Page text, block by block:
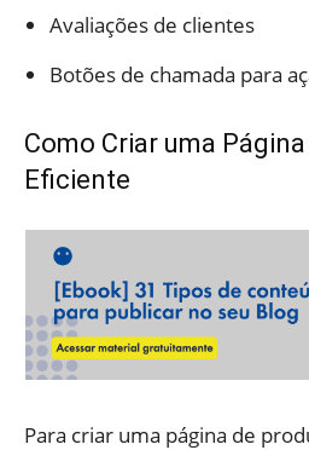
Avaliações de clientes
Botões de chamada para
Como Criar uma
Eficiente
Para criar uma página de